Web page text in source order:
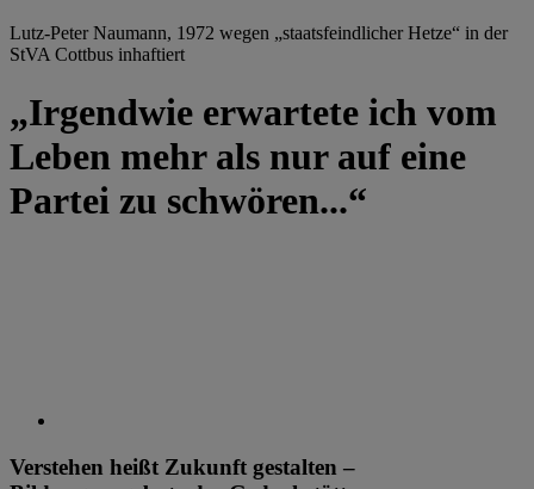
Lutz-Peter Naumann, 1972 wegen „staatsfeindlicher Hetze“ in der
StVA Cottbus inhaftiert
„Irgendwie erwartete ich vom
Leben mehr als nur auf eine
Partei zu schwören...“
Verstehen heißt Zukunft gestalten –